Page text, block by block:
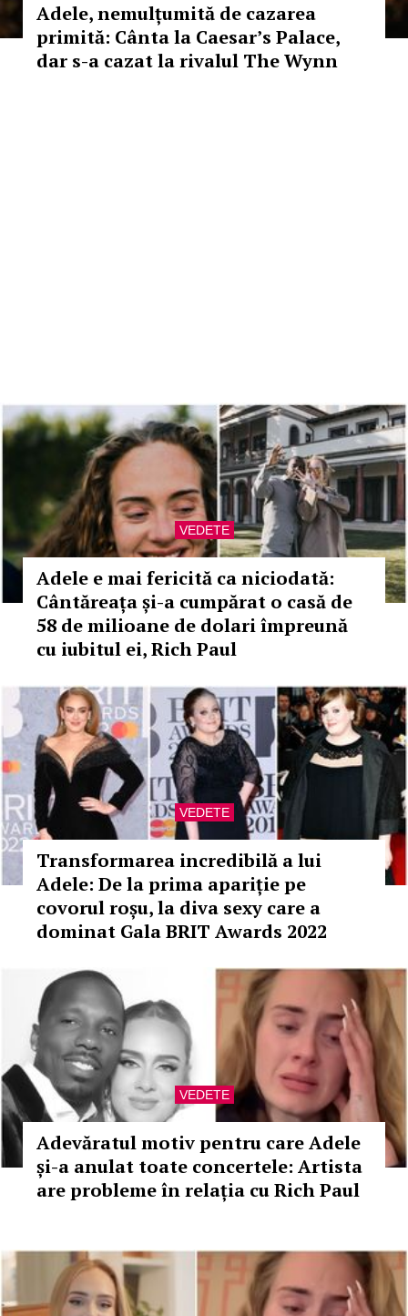
Adele, nemulțumită de cazarea
primită: Cânta la Caesar’s Palace,
dar s-a cazat la rivalul The Wynn
VEDETE
Adele e mai fericită ca niciodată:
Cântăreața și-a cumpărat o casă de
58 de milioane de dolari împreună
cu iubitul ei, Rich Paul
VEDETE
Transformarea incredibilă a lui
Adele: De la prima apariție pe
covorul roșu, la diva sexy care a
dominat Gala BRIT Awards 2022
VEDETE
Adevăratul motiv pentru care Adele
și-a anulat toate concertele: Artista
are probleme în relația cu Rich Paul